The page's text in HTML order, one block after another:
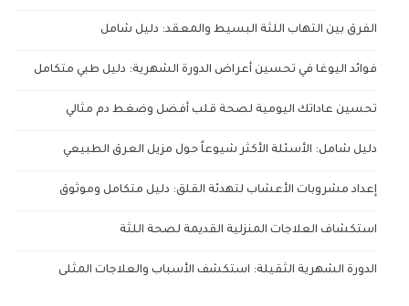
الفرق بين التهاب اللثة البسيط والمعقد: دليل شامل
فوائد اليوغا في تحسين أعراض الدورة الشهرية: دليل طبي متكامل
تحسين عاداتك اليومية لصحة قلب أفضل وضغط دم مثالي
دليل شامل: الأسئلة الأكثر شيوعاً حول مزيل العرق الطبيعي
إعداد مشروبات الأعشاب لتهدئة القلق: دليل متكامل وموثوق
استكشاف العلاجات المنزلية القديمة لصحة اللثة
الدورة الشهرية الثقيلة: استكشف الأسباب والعلاجات المثلى